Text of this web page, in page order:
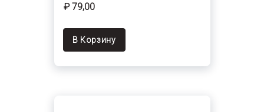
₽ 79,00
В Корзину